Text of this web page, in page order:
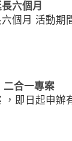
六個月
個月 活動期
二合一專案
，即日起申辦